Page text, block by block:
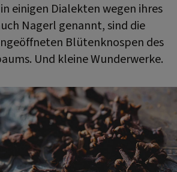
einigen Dialekten wegen ihres
Nagerl genannt, sind die
Blütenknospen des
Und kleine Wunderwerke.